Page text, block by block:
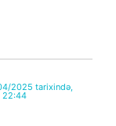
2025 tarixində,
22:44